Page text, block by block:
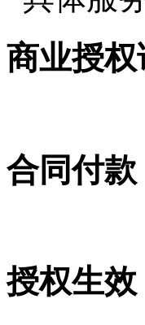
商业授权
合同付款
授权生效